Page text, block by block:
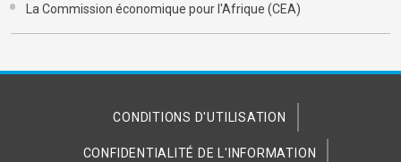
La Commission économique pour l'Afrique (CEA)
CONDITIONS D'UTILISATION
CONFIDENTIALITÉ DE L'INFORMATION